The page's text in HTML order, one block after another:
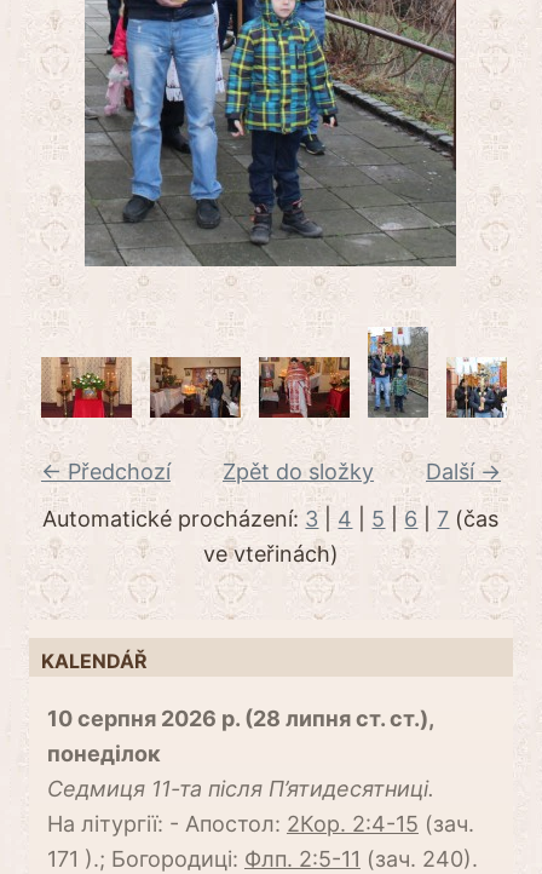
← Předchozí Další →
Zpět do složky
Automatické procházení: 3| 4 5 6 7 (čas
ve vteřinách)
KALENDÁŘ
10 серпня 2026 р. (28 липня ст. ст.),
понеділок
Cедмиця 11-та після П’ятидесятниці.
На літургії: - Апостол: 2Кор. 2:4-15 (зач.
171 ).; Богородиці: Флп. 2:5-11 (зач. 240).